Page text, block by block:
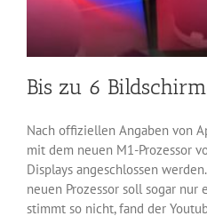
Bis zu 6
Nach offiziellen Angaben von
mit dem neuen M1-Prozessor
Displays angeschlossen
neuen Prozessor soll sogar nur
stimmt so nicht, fand der